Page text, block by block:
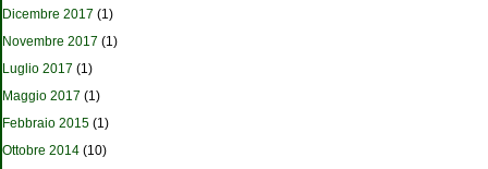
Dicembre 2017 (1)
Novembre 2017 (1)
Luglio 2017 (1)
Maggio 2017 (1)
Febbraio 2015 (1)
Ottobre 2014 (10)